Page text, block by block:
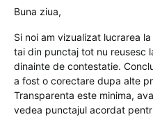
Buna ziua,
Si noi am vizualizat lucrarea
tai din punctaj tot nu reusesc
dinainte de contestatie.
a fost o corectare dupa alte
Transparenta este minima,
vedea punctajul acordat